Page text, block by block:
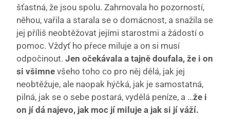
šťastná, že jsou spolu. Zahrnovala ho pozorností,
něhou, vařila a starala se o domácnost, a snažila se
jej příliš neobtěžovat jejími starostmi a žádostí o
pomoc. Vždyť ho přece miluje a on si musí
odpočinout.Jen očekávala a tajně doufala, že i on
si všimne všeho toho co pro něj dělá, jak jej
neobtěžuje, ale naopak hýčká, jak je samostatná,
pilná, jak se o sebe postará, vydělá peníze, a …že i
on jí dá najevo, jak moc jí miluje a jak si jí váží.